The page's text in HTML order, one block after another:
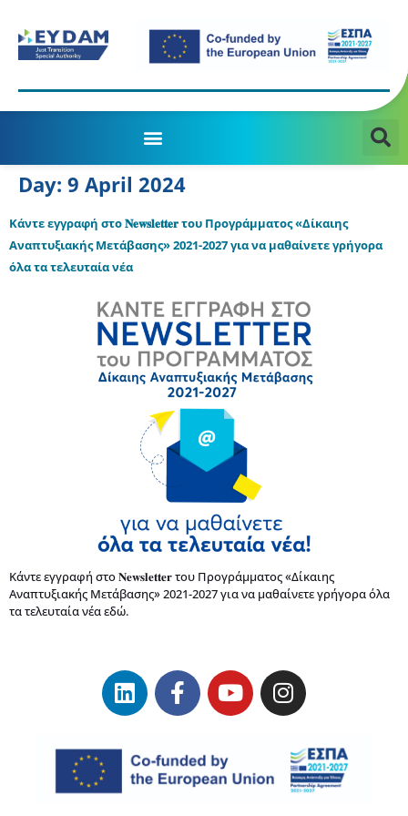
Day: 9 April 2024
Κάντε εγγραφή στο 𝐍𝐞𝐰𝐬𝐥𝐞𝐭𝐭𝐞𝐫 του Προγράμματος «Δίκαιης
Αναπτυξιακής Μετάβασης» 2021-2027 για να μαθαίνετε γρήγορα
όλα τα τελευταία νέα
Κάντε εγγραφή στο 𝐍𝐞𝐰𝐬𝐥𝐞𝐭𝐭𝐞𝐫 του Προγράμματος «Δίκαιης
Αναπτυξιακής Μετάβασης» 2021-2027 για να μαθαίνετε γρήγορα όλα
τα τελευταία νέα εδώ.